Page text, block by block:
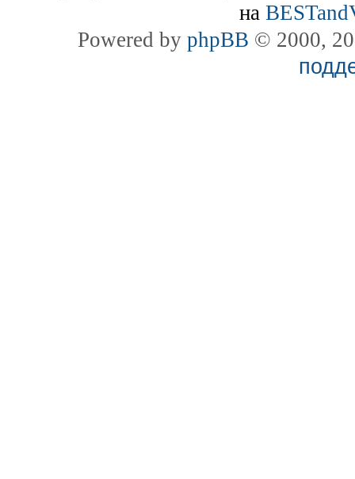
на
Powered by phpBB © 2000,